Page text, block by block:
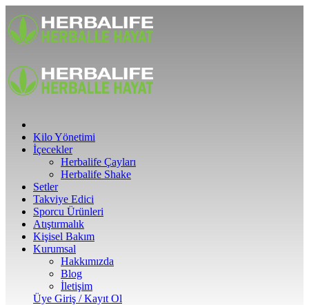
Kilo Yönetimi
İçecekler
Herbalife Çayları
Herbalife Shake
Setler
Takviye Edici
Sporcu Ürünleri
Atıştırmalık
Kişisel Bakım
Kurumsal
Hakkımızda
Blog
İletişim
Üye Giriş / Kayıt Ol